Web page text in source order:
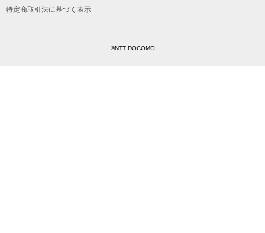
特定商取引法に基づく表示
©NTT DOCOMO